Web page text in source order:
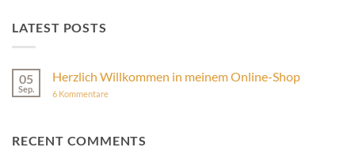
LATEST POSTS
05
Sep.
Herzlich Willkommen in meinem Online-Shop
6 Kommentarezu
Online-
RECENT COMMENTS